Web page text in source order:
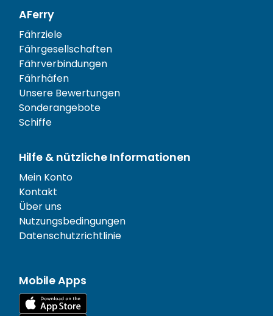
AFerry
Fährziele
Fährgesellschaften
Fährverbindungen
Fährhäfen
Unsere Bewertungen
Sonderangebote
Schiffe
Hilfe & nützliche Informationen
Mein Konto
Kontakt
Über uns
Nutzungsbedingungen
Datenschutzrichtlinie
Mobile Apps